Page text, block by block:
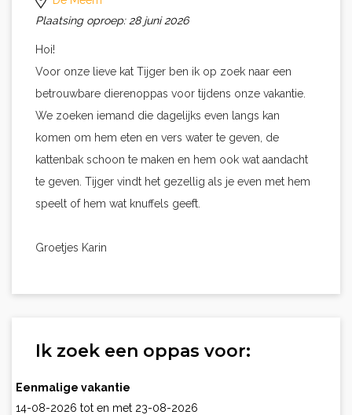
Plaatsing oproep: 28 juni 2026
Hoi!
Voor onze lieve kat Tijger ben ik op zoek naar een
betrouwbare dierenoppas voor tijdens onze vakantie.
We zoeken iemand die dagelijks even langs kan
komen om hem eten en vers water te geven, de
kattenbak schoon te maken en hem ook wat aandacht
te geven. Tijger vindt het gezellig als je even met hem
speelt of hem wat knuffels geeft.
Groetjes Karin
Ik zoek een oppas voor:
Eenmalige vakantie
14-08-2026 tot en met 23-08-2026